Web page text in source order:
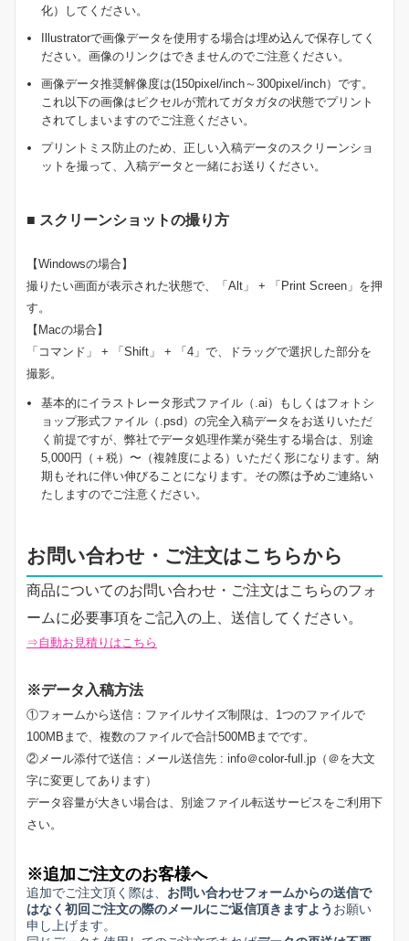
化）してください。
Illustratorで画像データを使用する場合は埋め込んで保存してく
ださい。画像のリンクはできませんのでご注意ください。
画像データ推奨解像度は(150pixel/inch～300pixel/inch）です。
これ以下の画像はピクセルが荒れてガタガタの状態でプリント
されてしまいますのでご注意ください。
プリントミス防止のため、正しい入稿データのスクリーンショ
ットを撮って、入稿データと一緒にお送りください。
■ スクリーンショットの撮り方
【Windowsの場合】
撮りたい画面が表示された状態で、「Alt」 + 「Print Screen」を押
す。
【Macの場合】
「コマンド」 + 「Shift」 + 「4」で、ドラッグで選択した部分を
撮影。
基本的にイラストレータ形式ファイル（.ai）もしくはフォトシ
ョップ形式ファイル（.psd）の完全入稿データをお送りいただ
く前提ですが、弊社でデータ処理作業が発生する場合は、別途
5,000円（＋税）〜（複雑度による）いただく形になります。納
期もそれに伴い伸びることになります。その際は予めご連絡い
たしますのでご注意ください。
お問い合わせ・ご注文はこちらから
商品についてのお問い合わせ・ご注文はこちらのフォ
ームに必要事項をご記入の上、送信してください。
⇒自動お見積りはこちら
※データ入稿方法
①フォームから送信：ファイルサイズ制限は、1つのファイルで
100MBまで、複数のファイルで合計500MBまでです。
②メール添付で送信：メール送信先 : info＠color-full.jp（＠を大文
字に変更してあります）
データ容量が大きい場合は、別途ファイル転送サービスをご利用下
さい。